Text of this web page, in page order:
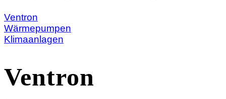
Ventron
Wärmepumpen
Klimaanlagen
Ventron